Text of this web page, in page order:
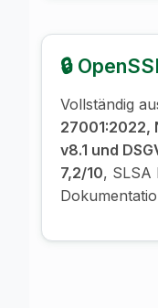
🔒
Vollständig
27001:2022,
v8.1 und
7,2/10, SLSA